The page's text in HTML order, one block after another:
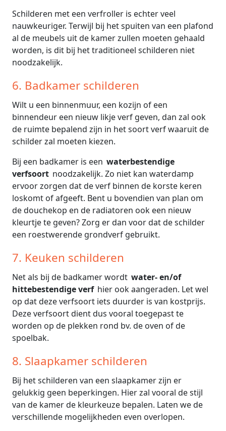
Schilderen met een verfroller is echter veel
nauwkeuriger. Terwijl bij het spuiten van een plafond
al de meubels uit de kamer zullen moeten gehaald
worden, is dit bij het traditioneel schilderen niet
noodzakelijk.
6. Badkamer schilderen
Wilt u een binnenmuur, een kozijn of een
binnendeur een nieuw likje verf geven, dan zal ook
de ruimte bepalend zijn in het soort verf waaruit de
schilder zal moeten kiezen.
Bij een badkamer is een waterbestendige
verfsoort noodzakelijk. Zo niet kan waterdamp
ervoor zorgen dat de verf binnen de korste keren
loskomt of afgeeft. Bent u bovendien van plan om
de douchekop en de radiatoren ook een nieuw
kleurtje te geven? Zorg er dan voor dat de schilder
een roestwerende grondverf gebruikt.
7. Keuken schilderen
Net als bij de badkamer wordt water- en/of
hittebestendige verf hier ook aangeraden. Let wel
op dat deze verfsoort iets duurder is van kostprijs.
Deze verfsoort dient dus vooral toegepast te
worden op de plekken rond bv. de oven of de
spoelbak.
8. Slaapkamer schilderen
Bij het schilderen van een slaapkamer zijn er
gelukkig geen beperkingen. Hier zal vooral de stijl
van de kamer de kleurkeuze bepalen. Laten we de
verschillende mogelijkheden even overlopen.